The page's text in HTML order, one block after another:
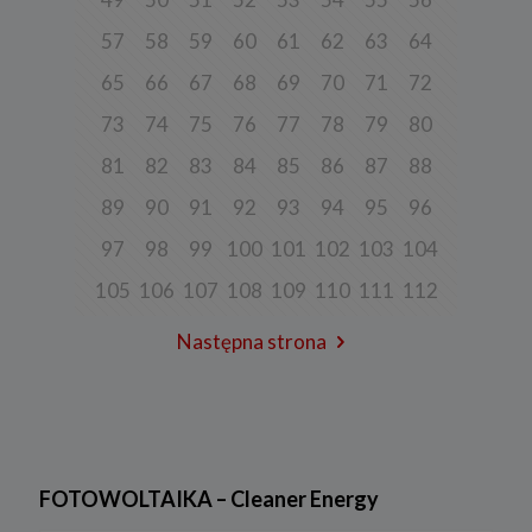
57
58 59 60 61 62 63
64
65
66 67 68 69 70 71
72
73
74 75 76 77 78 79
80
81
82 83 84 85 86 87
88
89
90 91 92 93 94 95
96
97
98 99 100 101 102 103 104
105 106 107 108 109 110 111 112
Następna strona
FOTOWOLTAIKA – Cleaner Energy
3. Zakres przetwarzanych danych
Spółka przetwarza dane, które użytkownicy podają lub
korzystania z naszych usług (wraz ze zautomatyzowaną analizą
Spółka przetwarza również dane, które użytkownik podaje w celu
założenia konta lub korzystania z usługi newslettera, tj. imię,
nazwisko, adres e-mail.
4. Cel i podstawa przetwarzania danych
uzasadnionego interesu (podstawa z art. 6 ust. 1 lit. f RODO),